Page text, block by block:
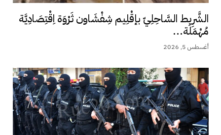
الشَّرِيط السَّاحِلِيّ بإقْلِيم شِفْشَاون ثَرْوَة اِقْتِصَادِيَّة
مُهْمَلَة...
أغسطس 5, 2026